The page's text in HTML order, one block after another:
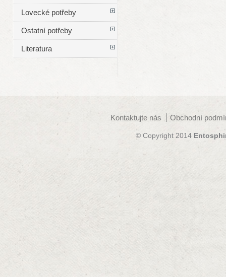
Lovecké potřeby
Ostatní potřeby
Literatura
Kontaktujte nás Obchodní
© Copyright 2014